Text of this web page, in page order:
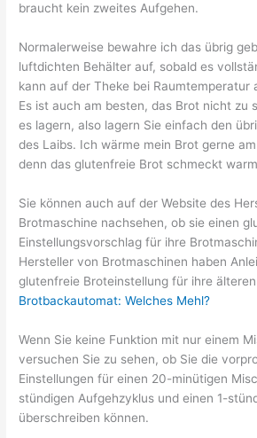
braucht kein zweites Aufgehen.
Normalerweise bewahre ich das übrig
luftdichten Behälter auf, sobald es
kann auf der Theke bei Raumtemperatur
Es ist auch am besten, das Brot nicht zu
es lagern, also lagern Sie einfach den
des Laibs. Ich wärme mein Brot gerne
denn das glutenfreie Brot schmeckt
Sie können auch auf der Website des
Brotmaschine nachsehen, ob sie einen
Einstellungsvorschlag für ihre
Hersteller von Brotmaschinen haben
glutenfreie Broteinstellung für ihre
Brotbackautomat: Welches Mehl?
Wenn Sie keine Funktion mit nur einem
versuchen Sie zu sehen, ob Sie die
Einstellungen für einen 20-minütigen
stündigen Aufgehzyklus und einen 1-
überschreiben können.